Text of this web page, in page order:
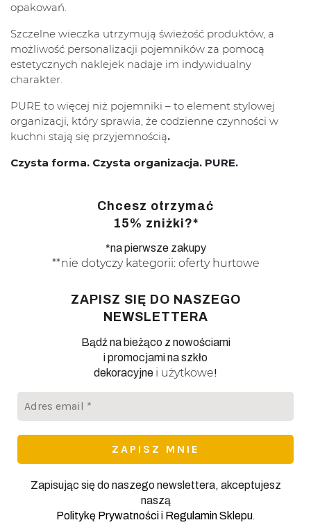
opakowań.
Szczelne wieczka utrzymują świeżość produktów, a
możliwość personalizacji pojemników za pomocą
estetycznych naklejek nadaje im indywidualny
charakter.
PURE to więcej niż pojemniki – to element stylowej
organizacji, który sprawia, że codzienne czynności w
kuchni stają się przyjemnością.
Czysta forma. Czysta organizacja. PURE.
Chcesz otrzymać
15% zniżki?*
*na pierwsze zakupy
**nie dotyczy kategorii: oferty hurtowe
ZAPISZ SIĘ DO NASZEGO
NEWSLETTERA
Bądź na bieżąco z nowościami
i promocjami na szkło
dekoracyjne i użytkowe!
Zapisując się do naszego newslettera, akceptujesz
naszą
Politykę Prywatnościi Regulamin Sklepu